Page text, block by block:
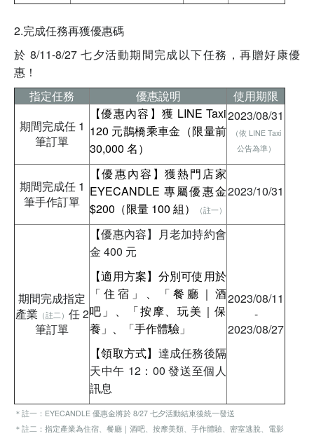
2.完成任務再獲優惠碼
於 8/11-8/27 七夕活動期間完成以下任務，再贈好康優
惠！
指定任務
優惠說明
使用期限
期間完成任 1
筆訂單
【優惠內容】獲 LINE Taxi
120 元鵲橋乘車金（限量前
30,000 名）
2023/08/31
（依 LINE Taxi
公告為準）
期間完成任 1
筆手作訂單
【優惠內容】獲熱門店家
EYECANDLE 專屬優惠金
$200（限量 100 組）
（註一）
2023/10/31
期間完成指定
產業 （註二） 任 2
筆訂單
【優惠內容】月老加持約會
金 400 元
【適用方案】分別可使用於
「住宿」、「餐廳｜酒
吧」、「按摩、玩美｜保
養」、「手作體驗」
【領取方式】 達成任務後隔
天中午 12：00 發送至個人
訊息
2023/08/11
-
2023/08/27
＊註一：EYECANDLE 優惠金將於 8/27 七夕活動結束後統一發送
＊註二：指定產業為住宿、餐廳｜酒吧、按摩美類、手作體驗、密室逃脫、電影